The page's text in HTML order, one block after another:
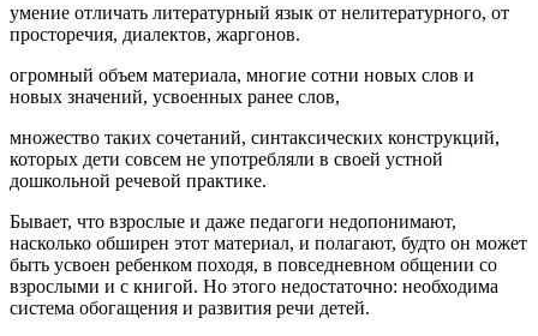
умение отличать литературный язык от нелитературного, от
просторечия, диалектов, жаргонов.
огромный объем материала, многие сотни новых слов и
новых значений, усвоенных ранее слов,
множество таких сочетаний, синтаксических конструкций,
которых дети совсем не употребляли в своей устной
дошкольной речевой практике.
Бывает, что взрослые и даже педагоги недопонимают,
насколько обширен этот материал, и полагают, будто он может
быть усвоен ребенком походя, в повседневном общении со
взрослыми и с книгой. Но этого недостаточно: необходима
система обогащения и развития речи детей.